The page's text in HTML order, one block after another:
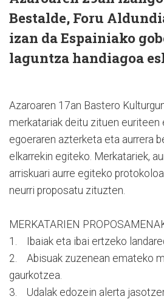
Bestalde, Foru
izan da Espainiako
laguntza handiagoa
Azaroaren 17an Bastero
merkatariak deitu zituen euriteen
egoeraren azterketa eta aurrera
elkarrekin egiteko. Merkatariek,
arriskuari aurre egiteko
neurri proposatu zituzten.
MERKATARIEN
1. Ibaiak eta ibai ertzeko
2. Abisuak zuzenean emateko
gaurkotzea.
3. Udalak edozein alerta